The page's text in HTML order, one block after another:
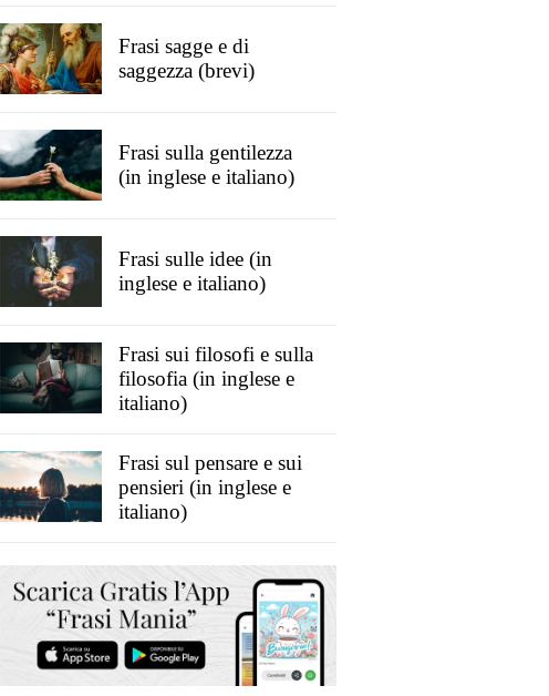
Frasi sagge e di
saggezza (brevi)
Frasi sulla gentilezza
(in inglese e italiano)
Frasi sulle idee (in
inglese e italiano)
Frasi sui filosofi e sulla
filosofia (in inglese e
italiano)
Frasi sul pensare e sui
pensieri (in inglese e
italiano)